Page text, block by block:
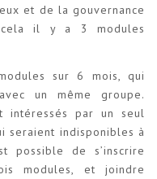
et de la gouvernance
cela il y a 3 modules
sur 6 mois, qui
un même groupe.
intéressés par un seul
seraient indisponibles à
possible de s’inscrire
modules, et joindre